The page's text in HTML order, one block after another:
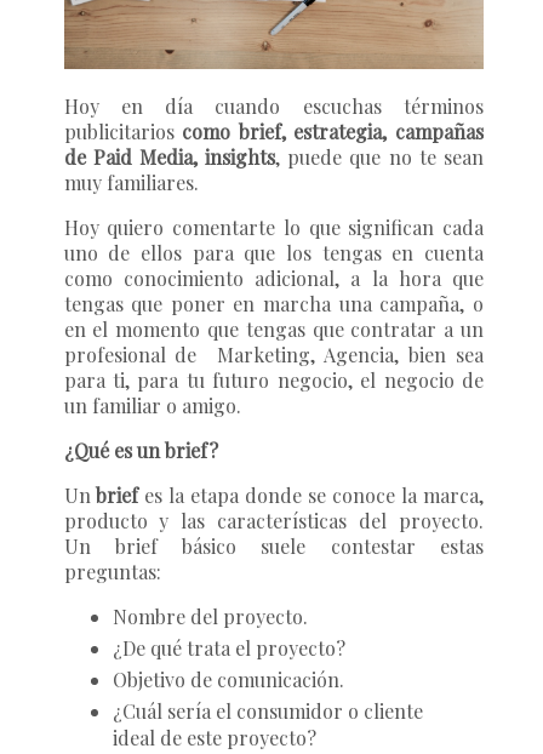
Hoy en día cuando escuchas términos
publicitarioscomo brief, estrategia, campañas
de Paid Media, insights, puede que no te sean
muy familiares.
Hoy quiero comentarte lo que significan cada
uno de ellos para que los tengas en cuenta
como conocimiento adicional, a la hora que
tengas que poner en marcha una campaña, o
en el momento que tengas que contratar a un
profesional de
Marketing, Agencia, bien sea
para ti, para tu futuro negocio, el negocio de
un familiar o amigo.
¿Qué es un brief?
Unbrief es la etapa donde se conoce la marca,
producto y las características del proyecto.
Un briefbásico
suele contestar estas
preguntas:
Nombre del proyecto.
¿De qué trata el proyecto?
Objetivo de comunicación.
¿Cuál sería el consumidor o cliente
ideal de este proyecto?